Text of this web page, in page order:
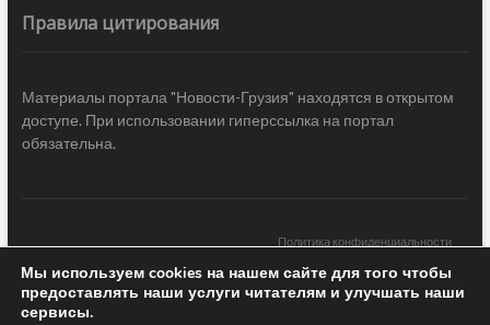
Правила цитирования
Материалы портала "Новости-Грузия" находятся в открытом
доступе. При использовании гиперссылка на портал
обязательна.
Политика конфиденциальности
Новости Грузии
| Black Sea Press LTD © 2020 All Rights Reserved /
Design & development —
Мы используем cookies на нашем сайте для того чтобы
предоставлять наши услуги читателям и улучшать наши
сервисы.